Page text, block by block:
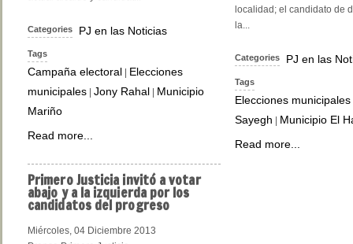
Categories PJ en las Noticias
Tags
Campaña electoral | Elecciones
municipales | Jony Rahal | Municipio
Mariño
Read more...
localidad; el candidato de
la...
Categories PJ en las
Tags
Elecciones municipales
Sayegh | Municipio El
Read more...
PrimeroJusticia invitó a votar
abajo y a la izquierda por los
candidatos del progreso
Miércoles, 04 Diciembre 2013